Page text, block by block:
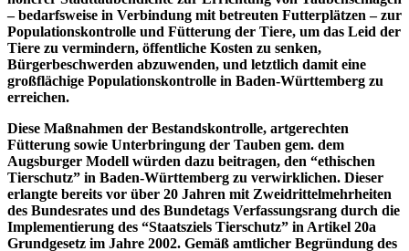
– bedarfsweise in Verbindung mit betreuten Futterplätzen – zur
Populationskontrolle und Fütterung der Tiere, um das Leid der
Tiere zu vermindern, öffentliche Kosten zu senken,
Bürgerbeschwerden abzuwenden, und letztlich damit eine
großflächige Populationskontrolle in Baden-Württemberg zu
erreichen.
Diese Maßnahmen der Bestandskontrolle, artgerechten
Fütterung sowie Unterbringung der Tauben gem. dem
Augsburger Modell würden dazu beitragen, den “ethischen
Tierschutz” in Baden-Württemberg zu verwirklichen. Dieser
erlangte bereits vor über 20 Jahren mit Zweidrittelmehrheiten
des Bundesrates und des Bundetags Verfassungsrang durch die
Implementierung des “Staatsziels Tierschutz” in Artikel 20a
Grundgesetz im Jahre 2002. Gemäß amtlicher Begründung des